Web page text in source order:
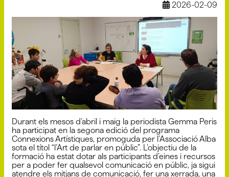
2026-02-09
Durant els mesos d’abril i maig la periodista Gemma Peris
ha participat en la segona edició del programa
Connexions Artístiques, promoguda per l’Associació Alba
sota el títol “l’Art de parlar en públic”. L’objectiu de la
formació ha estat dotar als participants d’eines i recursos
per a poder fer qualsevol comunicació en públic, ja sigui
atendre els mitjans de comunicació, fer una xerrada, una